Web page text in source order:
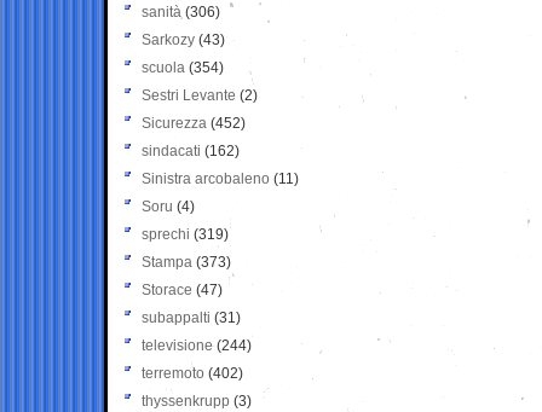
sanità (306)
Sarkozy (43)
scuola (354)
Sestri Levante (2)
Sicurezza (452)
sindacati (162)
Sinistra arcobaleno (11)
Soru (4)
sprechi (319)
Stampa (373)
Storace (47)
subappalti (31)
televisione(244)
terremoto (402)
thyssenkrupp (3)